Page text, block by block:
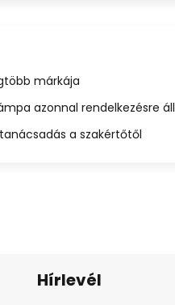
márkája
azonnal rendelkezésre áll
a szakértőtől
Hírlevél